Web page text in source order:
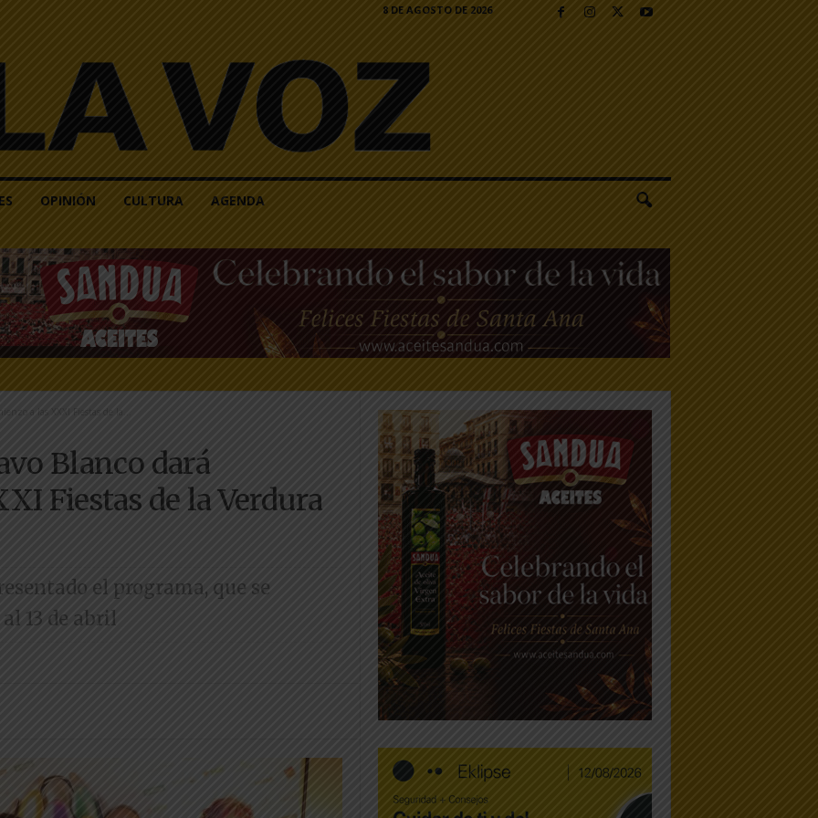
8 DE AGOSTO DE 2026
OPINIÓN CULTURA AGENDA
a las XXXI Fiestas de la...
Blanco dará
Fiestas de la Verdura
el programa, que se
13 de abril